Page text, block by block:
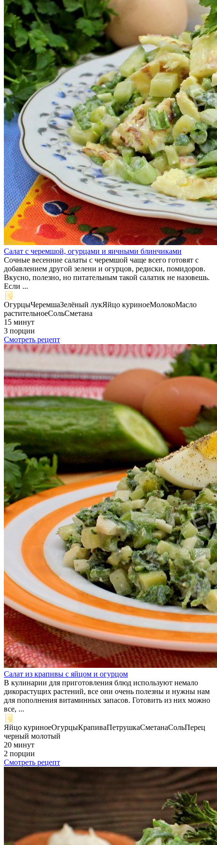
Салат с черемшой, огурцами и яичными блинчиками
Сочные весенние салаты с черемшой чаще всего готовят с
добавлением другой зелени и огурцов, редиски, помидоров.
Вкусно, полезно, но питательным такой салатик не назовешь.
Если ...
ОгурцыЧеремшаЗелёный лукЯйцо куриноеМолокоМасло
растительноеСольСметана
15 минут
3 порции
Смотреть рецепт
Салат из крапивы с яйцом и огурцом
В кулинарии для приготовления блюд используют немало
дикорастущих растений, все они очень полезны и нужны нам
для пополнения витаминных запасов. Готовить из них можно
все, ...
Яйцо куриноеОгурцыКрапиваПетрушкаСметанаСольПерец
черный молотый
20 минут
2 порции
Смотреть рецепт